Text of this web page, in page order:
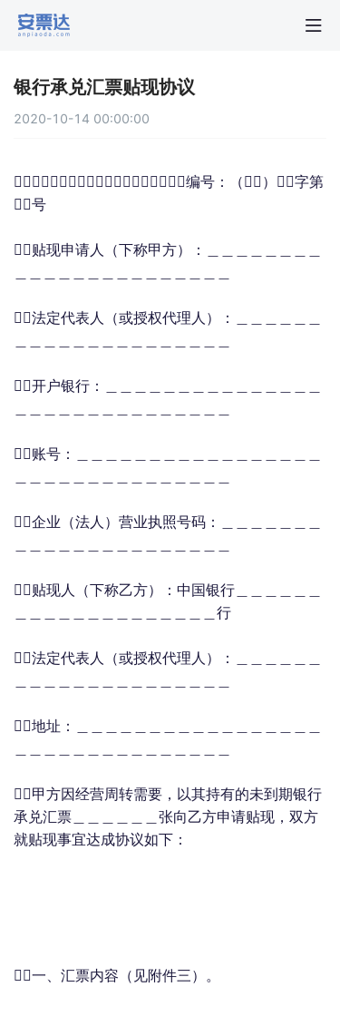
银行承兑汇票贴现协议
2020-10-14 00:00:00
编号：（）字第
号
贴现申请人（下称甲方）：＿＿＿＿＿＿＿＿
法定代表人（或授权代理人）：＿＿＿＿＿＿
开户银行：＿＿＿＿＿＿＿＿＿＿＿＿＿＿＿
账号：＿＿＿＿＿＿＿＿＿＿＿＿＿＿＿＿＿
企业（法人）营业执照号码：＿＿＿＿＿＿＿
贴现人（下称乙方）：中国银行＿＿＿＿＿＿
＿＿＿＿＿＿＿＿＿＿＿＿＿＿行
法定代表人（或授权代理人）：＿＿＿＿＿＿
地址：＿＿＿＿＿＿＿＿＿＿＿＿＿＿＿＿＿
甲方因经营周转需要，以其持有的未到期银行
承兑汇票＿＿＿＿＿＿张向乙方申请贴现，双方
就贴现事宜达成协议如下：
一、汇票内容（见附件三）。